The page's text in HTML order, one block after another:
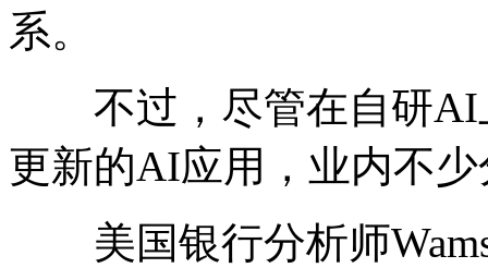
系。
不过，尽管在自研AI
更新的AI应用，业内不
美国银行分析师